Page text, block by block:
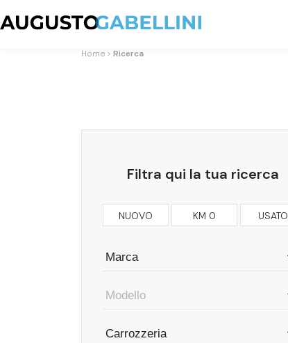
Home Ricerca
Filtra qui la tua ricerca
NUOVO KM 0 USATO